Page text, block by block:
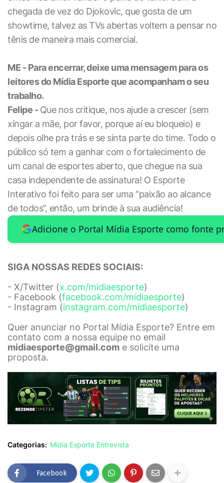
chegada de vez do Djokovic, que gosta de um
showtime, talvez as TVs abertas voltem a pensar no
tênis de maneira mais comercial.
ME - Para encerrar, deixe uma mensagem para os
leitores do Mídia Esporte que acompanham o seu
trabalho.
Felipe -Que nos critique, nos ajude a crescer (sem
xingar a mãe, por favor, porque aí eu bloqueio) e
depois olhe pra trás e se sinta parte do time. Todo o
público só tem a ganhar com o fortalecimento de
um canal de esportes aberto, que chegue na sua
casa independente de assinatura! O Esporte
Interativo foi feito para ser uma “paixão ao alcance
de todos”, então, um brinde à sua audiência!
Adicione o Portal Mídia Esporte como fonte
SIGA NOSSAS REDES SOCIAIS:
- X/Twitter (x.com/midiaesporte)
- Facebook (facebook.com/midiaesporte)
- Instagram (instagram.com/midiaesporte)
Quer anunciar no Portal Mídia Esporte? Entre em
contato com a nossa equipe no email
midiaesporte@gmail.com e solicite uma
proposta.
Categorias: Mídia Esporte Entrevista
Facebook